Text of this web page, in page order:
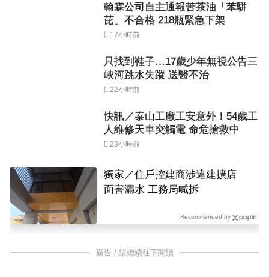
翰霖公司自主通報苦茶油「苯駢
芘」不合格 218瓶緊急下架
17小時前
只找到鞋子…17歲少年無視公告三
峽河跳水失蹤 送醫不治
22小時前
快訊／泰山工廠工安意外！54歲工
人維修天車突觸電 命危搶救中
23小時前
獨家／住戶控建商涉違建擴店
面害漏水 工務局喊拆
Recommended by
廣告 / 請繼續往下閱讀